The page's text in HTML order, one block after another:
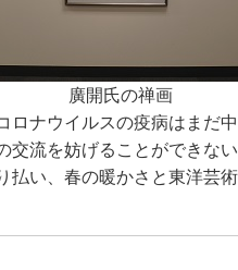
廣開氏の禅画
ロナウイルスの疫病はまだ
交流を妨げることができな
払い、春の暖かさと東洋芸